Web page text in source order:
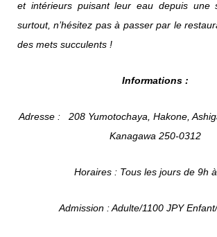
et intérieurs puisant leur eau depuis une
surtout, n’hésitez pas à passer par le
des mets succulents !
Informations :
Adresse : 208 Yumotochaya, Hakone,
Kanagawa 250-0312
Horaires : Tous les jours de 9h
Admission : Adulte/1100 JPY